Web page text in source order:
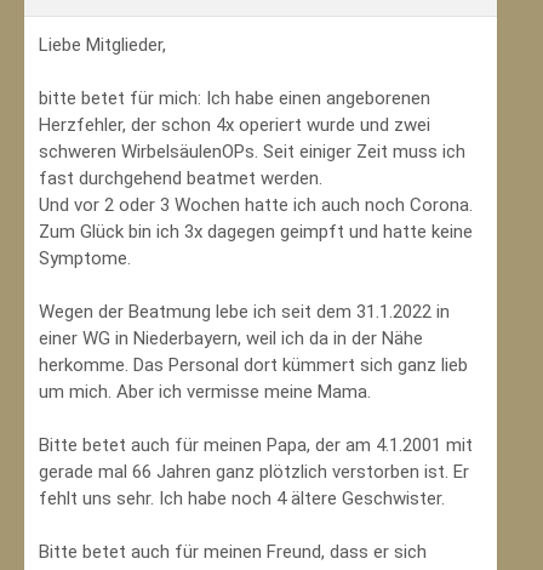
Liebe Mitglieder,
bitte betet für mich: Ich habe einen angeborenen
Herzfehler, der schon 4x operiert wurde und zwei
schweren WirbelsäulenOPs. Seit einiger Zeit muss ich
fast durchgehend beatmet werden.
Und vor 2 oder 3 Wochen hatte ich auch noch Corona.
Zum Glück bin ich 3x dagegen geimpft und hatte keine
Symptome.
Wegen der Beatmung lebe ich seit dem 31.1.2022 in
einer WG in Niederbayern, weil ich da in der Nähe
herkomme. Das Personal dort kümmert sich ganz lieb
um mich. Aber ich vermisse meine Mama.
Bitte betet auch für meinen Papa, der am 4.1.2001 mit
gerade mal 66 Jahren ganz plötzlich verstorben ist. Er
fehlt uns sehr. Ich habe noch 4 ältere Geschwister.
Bitte betet auch für meinen Freund, dass er sich